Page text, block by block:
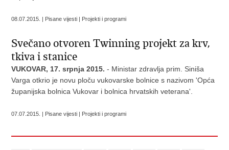
08.07.2015. | Pisane vijesti | Projekti i programi
Svečano otvoren Twinning projekt za krv,
tkiva i stanice
VUKOVAR, 17. srpnja 2015. - Ministar zdravlja prim. Siniša
Varga otkrio je novu ploču vukovarske bolnice s nazivom 'Opća
županijska bolnica Vukovar i bolnica hrvatskih veterana'.
07.07.2015. | Pisane vijesti | Projekti i programi